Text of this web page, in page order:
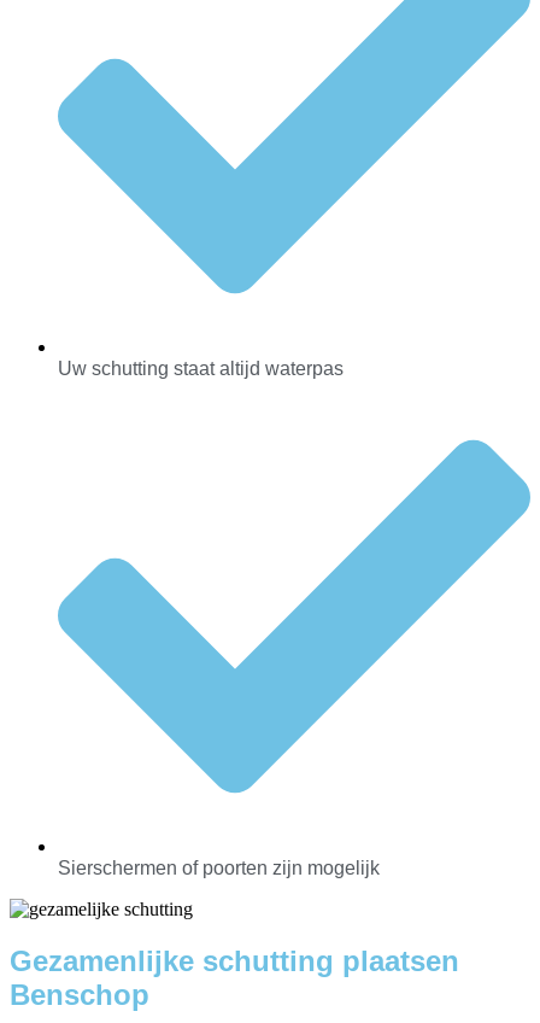
Uw schutting staat altijd waterpas
Sierschermen of poorten zijn mogelijk
Gezamenlijke schutting plaatsen
Benschop